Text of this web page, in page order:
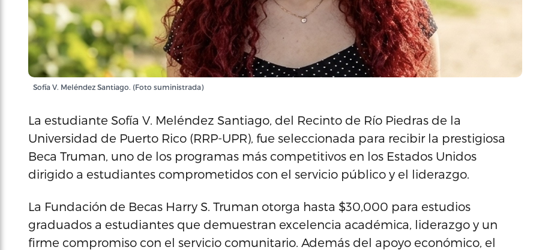
Sofía V. Meléndez Santiago. (Foto suministrada)
La estudiante Sofía V. Meléndez Santiago, del Recinto de Río Piedras de la
Universidad de Puerto Rico (RRP-UPR), fue seleccionada para recibir la prestigiosa
Beca Truman, uno de los programas más competitivos en los Estados Unidos
dirigido a estudiantes comprometidos con el servicio público y el liderazgo.
La Fundación de Becas Harry S. Truman otorga hasta $30,000 para estudios
graduados a estudiantes que demuestran excelencia académica, liderazgo y un
firme compromiso con el servicio comunitario. Además del apoyo económico, el